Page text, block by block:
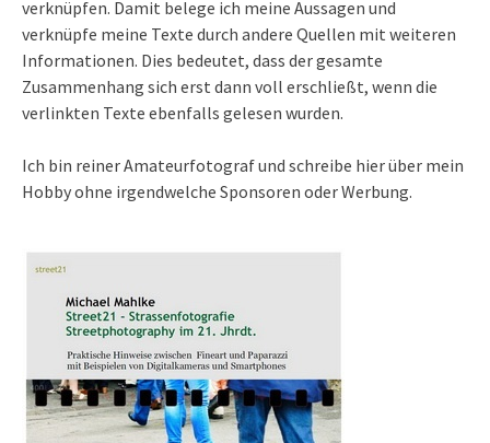
verknüpfen. Damit belege ich meine Aussagen und
verknüpfe meine Texte durch andere Quellen mit weiteren
Informationen. Dies bedeutet, dass der gesamte
Zusammenhang sich erst dann voll erschließt, wenn die
verlinkten Texte ebenfalls gelesen wurden.
Ich bin reiner Amateurfotograf und schreibe hier über mein
Hobby ohne irgendwelche Sponsoren oder Werbung.